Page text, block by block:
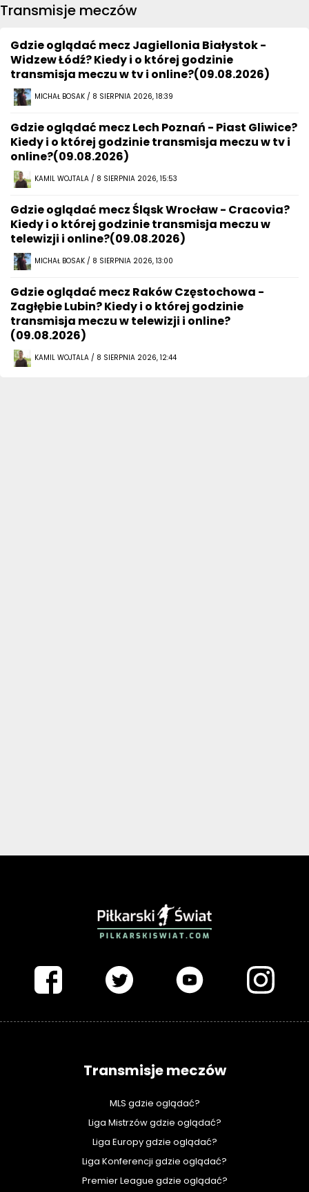
Transmisje meczów
Gdzie oglądać mecz Jagiellonia Białystok -
Widzew Łódź? Kiedy i o której godzinie
transmisja meczu w tv i online?(09.08.2026)
MICHAŁ BOSAK / 8 SIERPNIA 2026, 18:39
Gdzie oglądać mecz Lech Poznań - Piast Gliwice?
Kiedy i o której godzinie transmisja meczu w tv i
online?(09.08.2026)
KAMIL WOJTALA / 8 SIERPNIA 2026, 15:53
Gdzie oglądać mecz Śląsk Wrocław - Cracovia?
Kiedy i o której godzinie transmisja meczu w
telewizji i online?(09.08.2026)
MICHAŁ BOSAK / 8 SIERPNIA 2026, 13:00
Gdzie oglądać mecz Raków Częstochowa -
Zagłębie Lubin? Kiedy i o której godzinie
transmisja meczu w telewizji i online?
(09.08.2026)
KAMIL WOJTALA / 8 SIERPNIA 2026, 12:44
Transmisje meczów
MLS gdzie oglądać?
Liga Mistrzów gdzie oglądać?
Liga Europy gdzie oglądać?
Liga Konferencji gdzie oglądać?
Premier League gdzie oglądać?